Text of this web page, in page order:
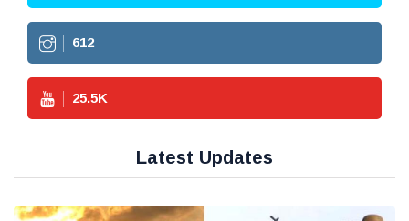
612
25.5K
Latest Updates